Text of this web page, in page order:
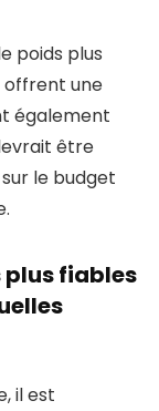
poids plus
offrent une
également
être
le budget
plus fiables
il est